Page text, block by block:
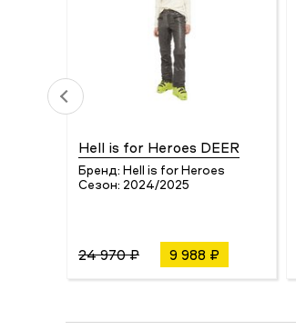
Hell is for Heroes DEER
Бренд: Hell is for Heroes
Сезон: 2024/2025
24 970 ₽ 9 988 ₽